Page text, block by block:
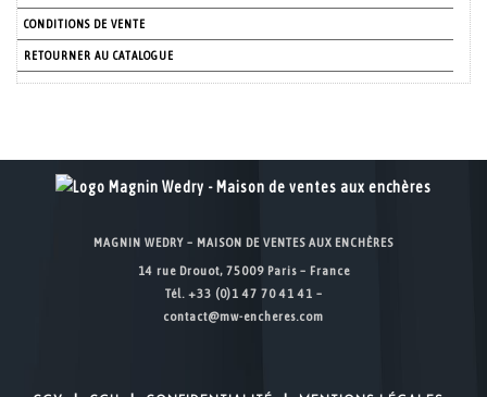
CONDITIONS DE VENTE
RETOURNER AU CATALOGUE
MAGNIN WEDRY – MAISON DE VENTES AUX ENCHÈRES
14 rue Drouot, 75009 Paris – France
Tél. +33 (0)1 47 70 41 41 –
contact@mw-encheres.com